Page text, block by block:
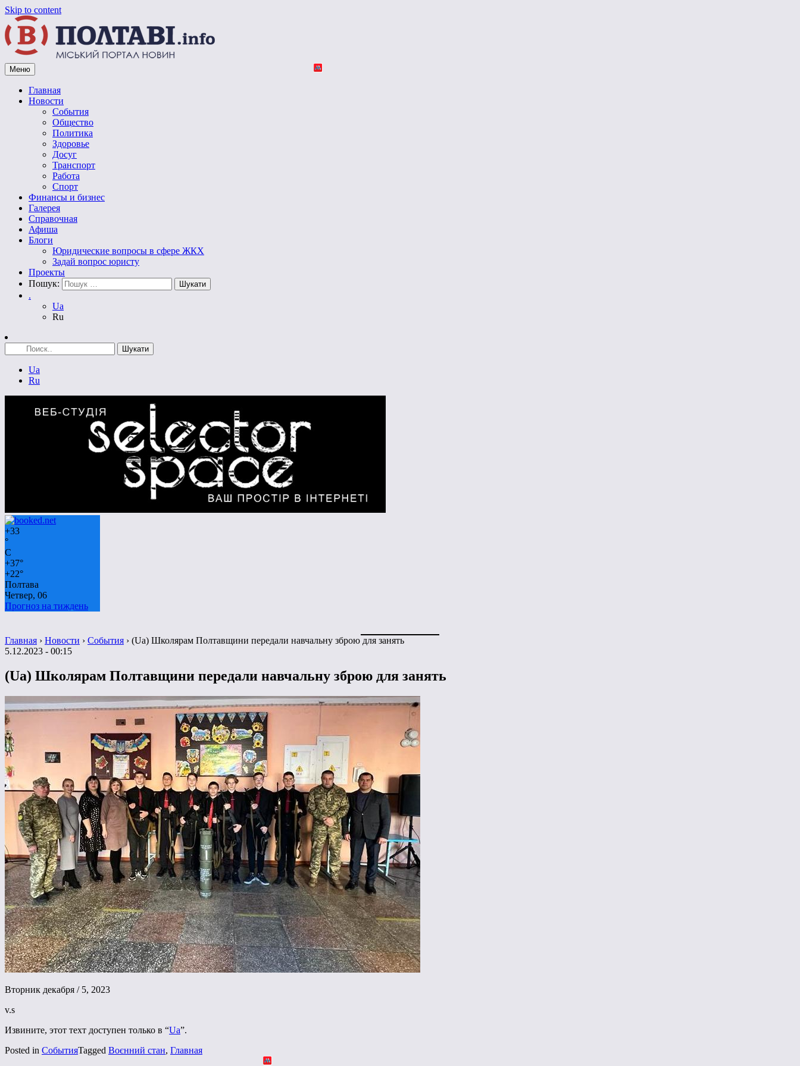
Skip to content
Vpoltave.info
Полтавский портал новостей
Меню
Главная
Новости
События
Общество
Политика
Здоровье
Досуг
Транспорт
Работа
Спорт
Финансы и бизнес
Галерея
Справочная
Афиша
Блоги
Юридические вопросы в сфере ЖКХ
Задай вопрос юристу
Проекты
Пошук:
.
Ua
Ru
Ua
Ru
+33
°
C
+37°
+22°
Полтава
Четвер, 06
Прогноз на тиждень
Главная › Новости › События › (Ua) Школярам Полтавщини передали навчальну зброю для занять
5.12.2023 - 00:15
(Ua) Школярам Полтавщини передали навчальну зброю для занять
Вторник декабря / 5, 2023
v.s
Извините, этот техт доступен только в “Ua”.
Posted in СобытияTagged Воєнний стан, Главная